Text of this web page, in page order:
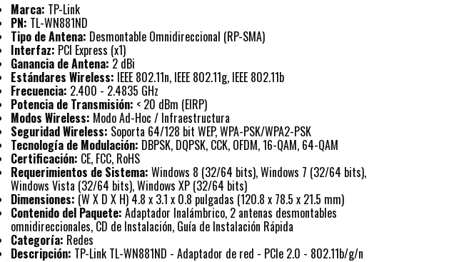
Marca: TP-Link
PN: TL-WN881ND
Tipo de Antena: Desmontable Omnidireccional (RP-SMA)
Interfaz: PCI Express (x1)
Ganancia de Antena: 2 dBi
Estándares Wireless: IEEE 802.11n, IEEE 802.11g, IEEE 802.11b
Frecuencia: 2.400 - 2.4835 GHz
Potencia de Transmisión: < 20 dBm (EIRP)
Modos Wireless: Modo Ad-Hoc / Infraestructura
Seguridad Wireless: Soporta 64/128 bit WEP, WPA-PSK/WPA2-PSK
Tecnología de Modulación: DBPSK, DQPSK, CCK, OFDM, 16-QAM, 64-QAM
Certificación: CE, FCC, RoHS
Requerimientos de Sistema: Windows 8 (32/64 bits), Windows 7 (32/64 bits),
Windows Vista (32/64 bits), Windows XP (32/64 bits)
Dimensiones: (W X D X H) 4.8 x 3.1 x 0.8 pulgadas (120.8 x 78.5 x 21.5 mm)
Contenido del Paquete: Adaptador Inalámbrico, 2 antenas desmontables
omnidireccionales, CD de Instalación, Guía de Instalación Rápida
Categoría: Redes
Descripción: TP-Link TL-WN881ND - Adaptador de red - PCIe 2.0 - 802.11b/g/n